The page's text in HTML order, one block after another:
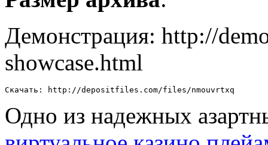
Демонстрация: http://
showcase.html
Скачать: http://depositfiles.com/files/nmouvrtxq
Одно из надежных